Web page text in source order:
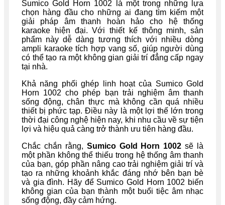
Sumico Gold Horn 1002 là một trong những lựa
chọn hàng đầu cho những ai đang tìm kiếm một
giải pháp âm thanh hoàn hảo cho hệ thống
karaoke hiện đại. Với thiết kế thông minh, sản
phẩm này dễ dàng tương thích với nhiều dòng
ampli karaoke tích hợp vang số, giúp người dùng
có thể tạo ra một không gian giải trí đẳng cấp ngay
tại nhà.
Khả năng phối ghép linh hoạt của Sumico Gold
Horn 1002 cho phép bạn trải nghiệm âm thanh
sống động, chân thực mà không cần quá nhiều
thiết bị phức tạp. Điều này là một lợi thế lớn trong
thời đại công nghệ hiện nay, khi nhu cầu về sự tiện
lợi và hiệu quả càng trở thành ưu tiên hàng đầu.
Chắc chắn rằng, Sumico Gold Horn 1002 sẽ là
một phần không thể thiếu trong hệ thống âm thanh
của bạn, góp phần nâng cao trải nghiệm giải trí và
tạo ra những khoảnh khắc đáng nhớ bên bạn bè
và gia đình. Hãy để Sumico Gold Horn 1002 biến
không gian của bạn thành một buổi tiệc âm nhạc
sống động, đầy cảm hứng.